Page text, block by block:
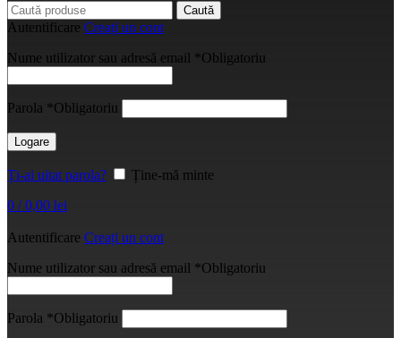
Caută
Autentificare Creați un cont
Nume utilizator sau adresă email *Obligatoriu
Parola *Obligatoriu
Logare
Ți-ai uitat parola?
Ține-mă minte
0 / 0,00 lei
Autentificare Creați un cont
Nume utilizator sau adresă email *Obligatoriu
Parola *Obligatoriu